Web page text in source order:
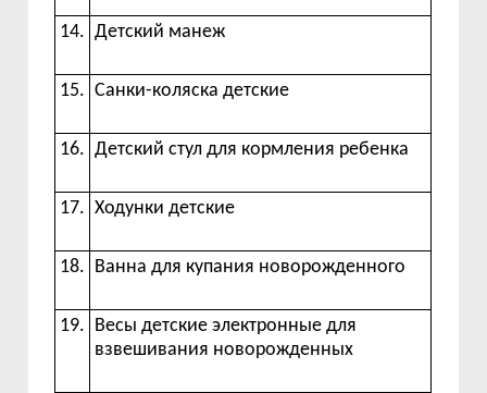
14. Детский манеж
15. Санки-коляска детские
16. Детский стул для кормления ребенка
17. Ходунки детские
18. Ванна для купания новорожденного
19. Весы детские электронные для
взвешивания новорожденных